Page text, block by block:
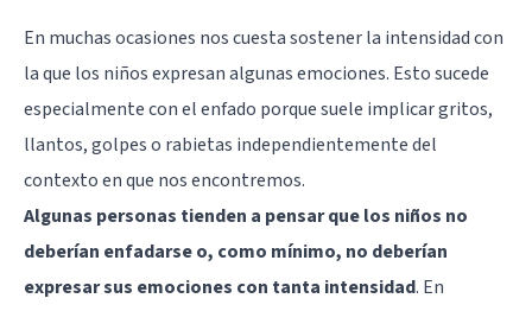
En muchas ocasiones nos cuesta sostener la intensidad con
la que los niños expresan algunas emociones. Esto sucede
especialmente con el enfado porque suele implicar gritos,
llantos, golpes o rabietas independientemente del
contexto en que nos encontremos.
Algunas personas tienden a pensar que los niños no
deberían enfadarse o, como mínimo, no deberían
expresar sus emociones con tanta intensidad. En